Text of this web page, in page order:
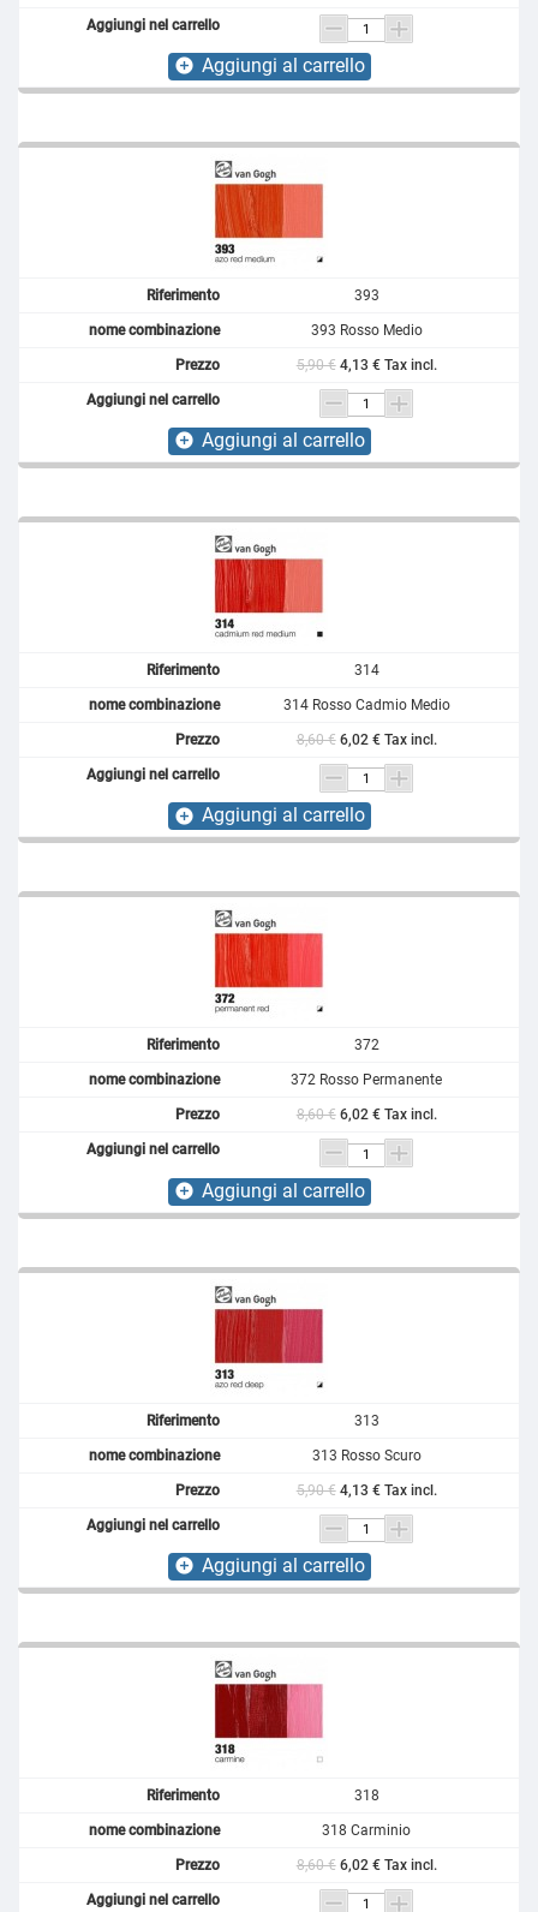
add_circle Aggiungi al carrello
393
393 Rosso Medio
5,90 € 4,13 € Tax incl.
add_circle Aggiungi al carrello
314
314 Rosso Cadmio Medio
8,60 € 6,02 € Tax incl.
add_circle Aggiungi al carrello
372
372 Rosso Permanente
8,60 € 6,02 € Tax incl.
add_circle Aggiungi al carrello
313
313 Rosso Scuro
5,90 € 4,13 € Tax incl.
add_circle Aggiungi al carrello
318
318 Carminio
8,60 € 6,02 € Tax incl.